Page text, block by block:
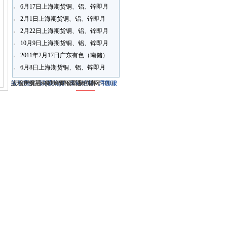
6月17日上海期货铜、铝、锌即月
开盘行情
2月1日上海期货铜、铝、锌即月
开盘行情
2月22日上海期货铜、铝、锌即月
开盘行情
10月9日上海期货铜、铝、锌即月
开盘行情
2011年2月17日广东有色（南储）
铝锭现货报价
6月8日上海期货铜、铝、锌即月
开盘行情
关于我们-联系我们-本站招聘-广告服
电话：(0714)8765286 传真：
大冶市灵通科技有限公司 @ （435100）
版权所有 © 2006-2026灵通铝材网鄂ICP